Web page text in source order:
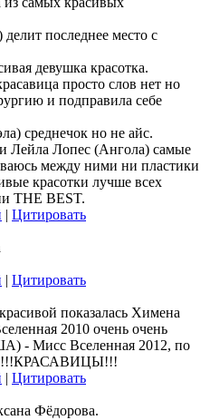
последнее место с
девушка красотка.
просто слов нет но
и подправила себе
среднечок но не айс.
Лейла Лопес (Ангола) самые
между ними ни пластики
красотки лучше всех
THE BEST.
| Цитировать
| Цитировать
показалась Химена
2010 очень очень
- Мисс Вселенная 2012, по
| Цитировать
Фёдорова.